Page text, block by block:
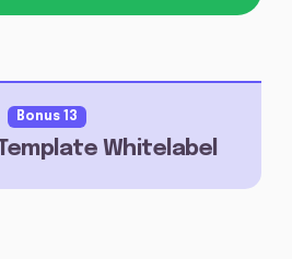
Bonus 13
Whitelabel